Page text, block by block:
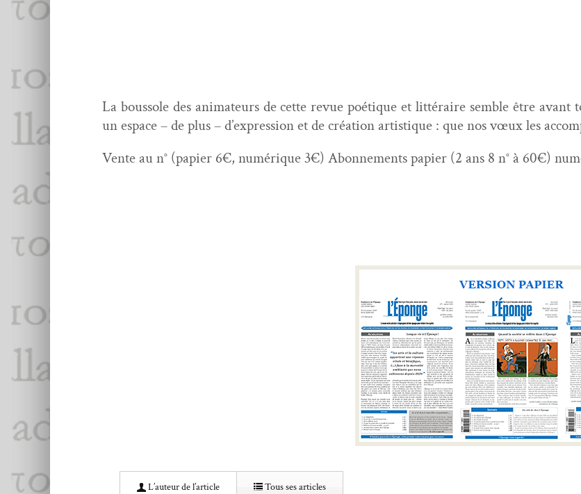
La bous­sole des ani­ma­teurs de cette revue poé­tique et lit­téraire sem­ble être avant
un espace – de plus – d’expression et de créa­tion artis­tique : que nos vœux les
Vente au n° (papi­er 6€, numérique 3€) Abon­nements papi­er (2 ans 8 n° à 60€)
L’au­teur de l’article Tous ses articles